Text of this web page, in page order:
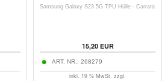
Samsung Galaxy S23 5G TPU Hülle - Carrara
15,20EUR
ART. NR.: 268279
inkl. 19 % MwSt. zzgl.